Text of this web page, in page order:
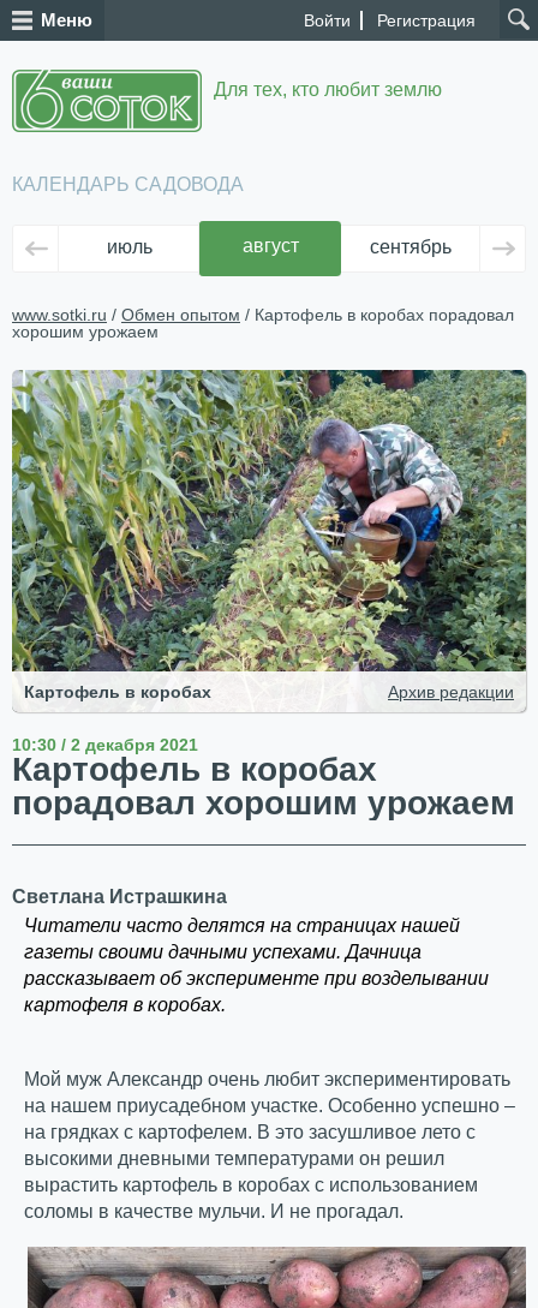
Войти Регистрация
Меню
Для тех, кто любит землю
КАЛЕНДАРЬ САДОВОДА
июль август сентябрь
www.sotki.ru / Обмен опытом / Картофель в коробах порадовал
хорошим урожаем
Архив редакции
Картофель в коробах
10:30 / 2 декабря 2021
Картофель в коробах
порадовал хорошим урожаем
Светлана Истрашкина
Читатели часто делятся на страницах нашей
газеты своими дачными успехами. Дачница
рассказывает об эксперименте при возделывании
картофеля в коробах.
Мой муж Александр очень любит экспериментировать
на нашем приусадебном участке. Особенно успешно –
на грядках с картофелем. В это засушливое лето с
высокими дневными температурами он решил
вырастить картофель в коробах с использованием
соломы в качестве мульчи. И не прогадал.